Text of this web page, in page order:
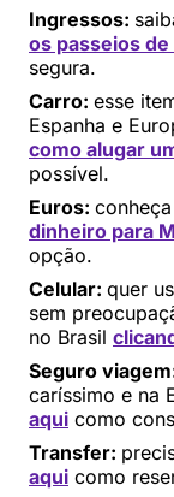
Ingressos:
os passeios
segura.
Carro: esse
Espanha e
como alugar
possível.
Euros:
dinheiro para
opção.
Celular: quer
sem
no Brasil
Seguro
caríssimo e na
aqui como
Transfer:
aqui como